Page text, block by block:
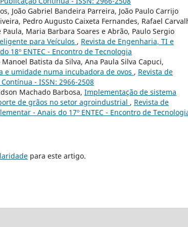
João Gabriel Bandeira Parreira, João Paulo Carrijo
Pedro Augusto Caixeta Fernandes, Rafael
Maria Barbara Soares e Abrão, Paulo Sergio
para Veículos , Revista de Engenharia, TI e
18º ENTEC - Encontro de Tecnologia
Batista da Silva, Ana Paula Silva Capuci,
e umidade numa incubadora de ovos , Revista de
- ISSN: 2966-2508
Machado Barbosa, Implementação de sistema
de grãos no setor agroindustrial , Revista de
- Anais do 17º ENTEC - Encontro de
para este artigo.